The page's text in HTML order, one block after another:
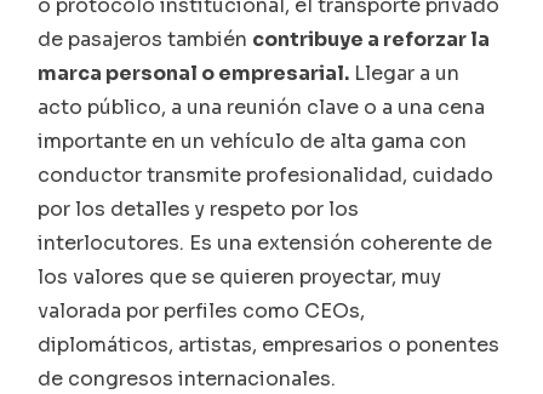
o protocolo institucional, el transporte privado
de pasajeros también contribuye a reforzar la
marca personal o empresarial. Llegar a un
acto público, a una reunión clave o a una cena
importante en un vehículo de alta gama con
conductor transmite profesionalidad, cuidado
por los detalles y respeto por los
interlocutores. Es una extensión coherente de
los valores que se quieren proyectar, muy
valorada por perfiles como CEOs,
diplomáticos, artistas, empresarios o ponentes
de congresos internacionales.